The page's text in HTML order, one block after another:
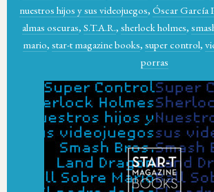
nuestros hijos y sus videojuegos, Óscar García
almas oscuras, S.T.A.R., sherlock holmes,
mario, star-t magazine books, super control,
porras